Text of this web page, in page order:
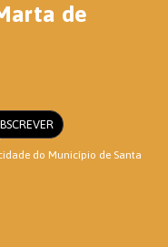
de
do Município de Santa